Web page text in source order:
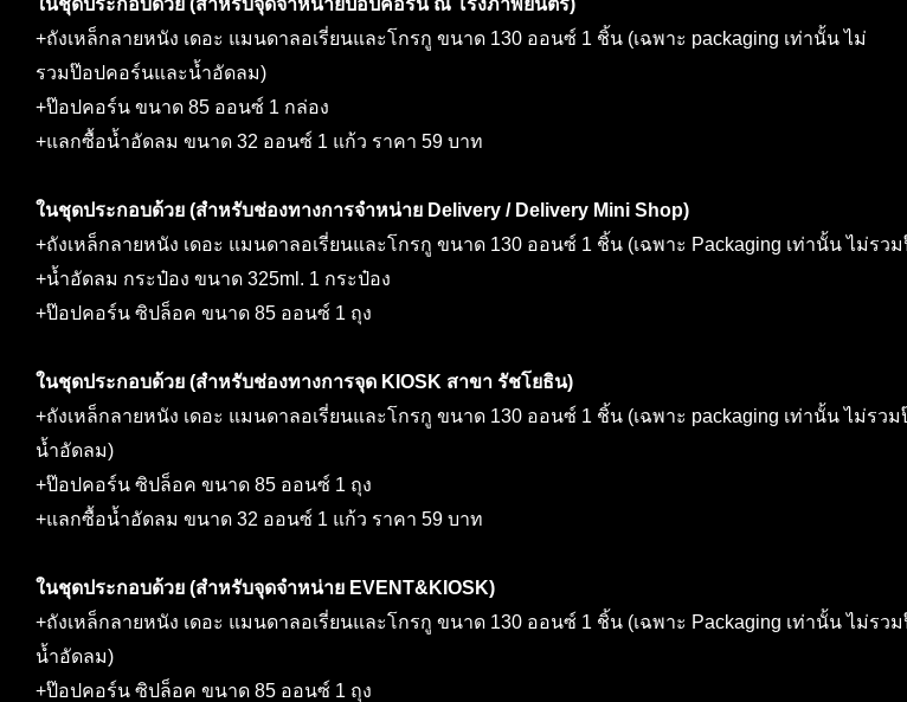
ในชุดประกอบด้วย (สำหรับจุดจำหน่ายป๊อปคอร์น ณ โรงภาพยนตร์)
+ถังเหล็กลายหนัง เดอะ แมนดาลอเรี่ยนและโกรกู ขนาด 130 ออนซ์ 1 ชิ้น (เฉพาะ packaging เท่านั้น ไม่
รวมป๊อปคอร์นและน้ำอัดลม)
+ป๊อปคอร์น ขนาด 85 ออนซ์ 1 กล่อง
+แลกซื้อน้ำอัดลม ขนาด 32 ออนซ์ 1 แก้ว ราคา 59 บาท
ในชุดประกอบด้วย (สำหรับช่องทางการจำหน่าย Delivery / Delivery Mini Shop)
+ถังเหล็กลายหนัง เดอะ แมนดาลอเรี่ยนและโกรกู ขนาด 130 ออนซ์ 1 ชิ้น (เฉพาะ Packaging เท่านั้น ไม่รว
+น้ำอัดลม กระป๋อง ขนาด 325ml. 1 กระป๋อง
+ป๊อปคอร์น ซิปล็อค ขนาด 85 ออนซ์ 1 ถุง
ในชุดประกอบด้วย (สำหรับช่องทางการจุด KIOSK สาขา รัชโยธิน)
+ถังเหล็กลายหนัง เดอะ แมนดาลอเรี่ยนและโกรกู ขนาด 130 ออนซ์ 1 ชิ้น (เฉพาะ packaging เท่านั้น ไม่รว
น้ำอัดลม)
+ป๊อปคอร์น ซิปล็อค ขนาด 85 ออนซ์ 1 ถุง
+แลกซื้อน้ำอัดลม ขนาด 32 ออนซ์ 1 แก้ว ราคา 59 บาท
ในชุดประกอบด้วย (สำหรับจุดจำหน่าย EVENT&KIOSK)
+ถังเหล็กลายหนัง เดอะ แมนดาลอเรี่ยนและโกรกู ขนาด 130 ออนซ์ 1 ชิ้น (เฉพาะ Packaging เท่านั้น ไม่รว
น้ำอัดลม)
+ป๊อปคอร์น ซิปล็อค ขนาด 85 ออนซ์ 1 ถุง